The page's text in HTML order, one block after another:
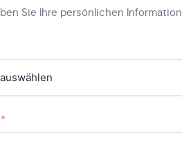
Sie Ihre persönlichen
*